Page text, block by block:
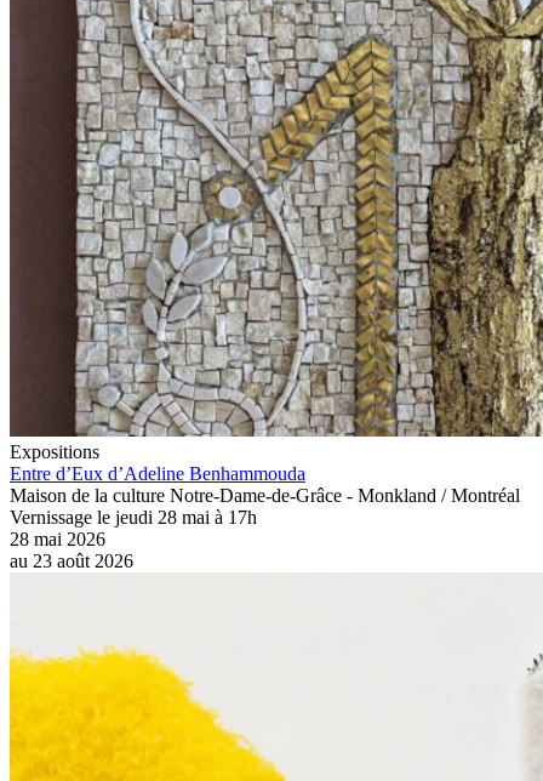
Expositions
Entre d’Eux d’Adeline Benhammouda
Maison de la culture Notre-Dame-de-Grâce - Monkland / Montréal
Vernissage le jeudi 28 mai à 17h
28 mai 2026
au 23 août 2026